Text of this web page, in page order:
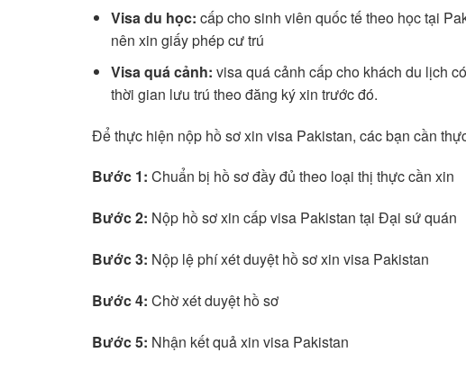
Visa du học: cấp cho sinh viên quốc tế theo học tại
nên xin giấy phép cư trú
Visa quá cảnh: visa quá cảnh cấp cho khách du lịch
thời gian lưu trú theo đăng ký xin trước đó.
Để thực hiện nộp hồ sơ xin visa Pakistan, các bạn cần
Bước 1: Chuẩn bị hồ sơ đầy đủ theo loại thị thực cần xin
Bước 2: Nộp hồ sơ xin cấp visa Pakistan tại Đại sứ quán
Bước 3: Nộp lệ phí xét duyệt hồ sơ xin visa Pakistan
Bước 4: Chờ xét duyệt hồ sơ
Bước 5: Nhận kết quả xin visa Pakistan